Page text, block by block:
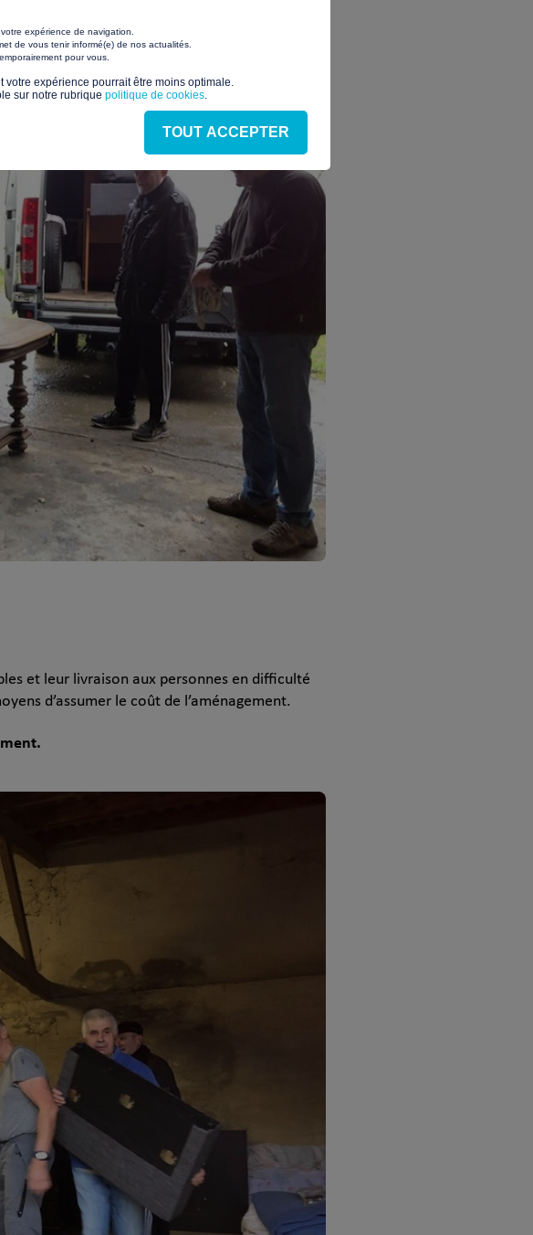
et leur livraison aux personnes en difficulté
d’assumer le coût de l’aménagement.
expérience de navigation.
de vous tenir informé(e) de nos actualités.
pour vous.
expérience pourrait être moins optimale.​
sur notre rubrique politique de cookies
TOUT ACCEPTER